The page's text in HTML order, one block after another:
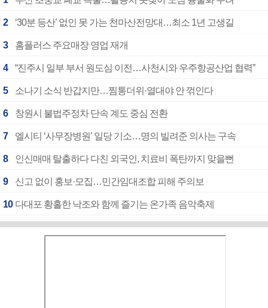
2 ‘30분 등산’ 없인 못 가는 천마산전망대…최소 1년 고생길
3 홈플러스 주요매장 영업 재개
4 “진주시 일부 부서 원도심 이전…사천시와 우주항공산업 협력”
5 소나기 소식 반갑지만…찜통더위·열대야 안 꺾인다
6 창원시 불법주정차 단속 계도 중심 전환
7 엘시티 ‘사무장병원’ 일당 기소…명의 빌려준 의사는 구속
8 인신매매 탈출하다 다친 외국인, 치료비 폭탄까지 맞을뻔
9 신고 없이 홍보·모집…민간임대조합 피해 주의보
10 다대포 황홀한 낙조와 함께 즐기는 온가족 음악축제